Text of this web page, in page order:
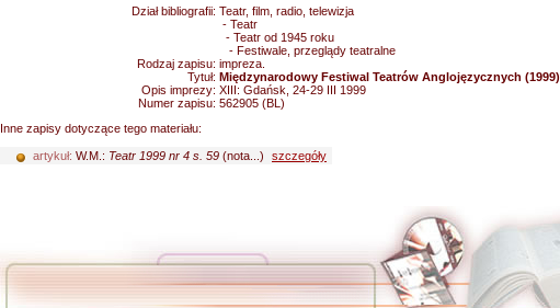
Dział bibliografii: Teatr, film, radio, telewizja
- Teatr
- Teatr od 1945 roku
- Festiwale, przeglądy teatralne
Rodzaj zapisu: impreza.
Tytuł: Międzynarodowy Festiwal Teatrów Anglojęzycznych (1999)
Opis imprezy: XIII: Gdańsk, 24-29 III 1999
Numer zapisu: 562905 (BL)
Inne zapisy dotyczące tego materiału:
artykuł: W.M.: Teatr 1999 nr 4 s. 59 (nota...) szczegóły